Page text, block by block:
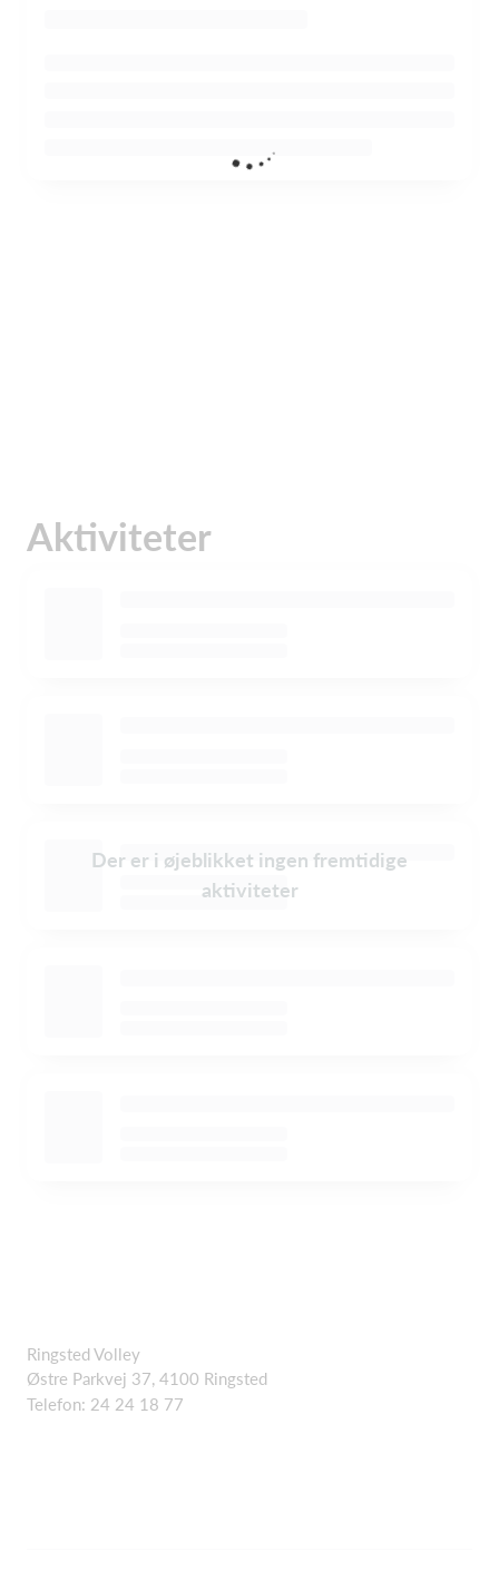
Aktiviteter
Der er i øjeblikket ingen fremtidige
aktiviteter
Ringsted Volley
Østre Parkvej 37, 4100 Ringsted
Telefon: 24 24 18 77